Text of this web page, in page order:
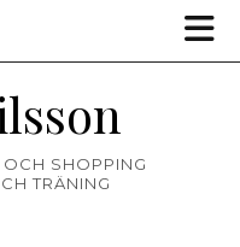
SHOPPING
TRÄNING